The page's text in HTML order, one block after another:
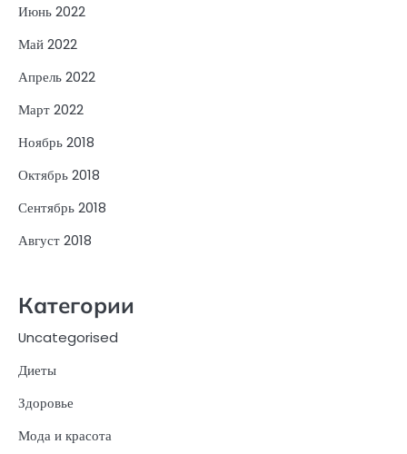
Июнь 2022
Май 2022
Апрель 2022
Март 2022
Ноябрь 2018
Октябрь 2018
Сентябрь 2018
Август 2018
Категории
Uncategorised
Диеты
Здоровье
Мода и красота